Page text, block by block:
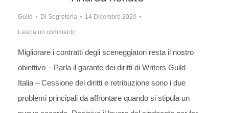
Guild Di Segreteria 14 Dicembre 2020
Lascia un commento
Migliorare i contratti degli sceneggiatori resta il nostro
obiettivo – Parla il garante dei diritti di Writers Guild
Italia – Cessione dei diritti e retribuzione sono i due
problemi principali da affrontare quando si stipula un